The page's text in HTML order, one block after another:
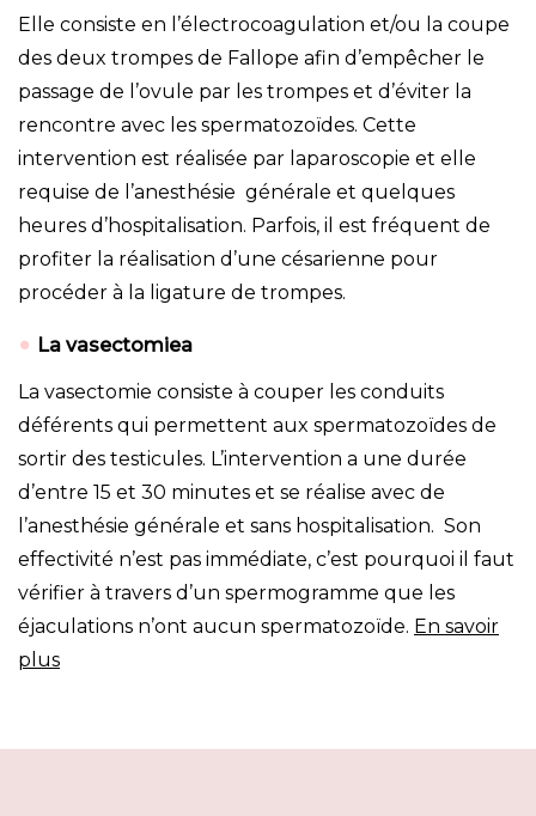
Elle consiste en l’électrocoagulation et/ou la coupe
des deux trompes de Fallope afin d’empêcher le
passage de l’ovule par les trompes et d’éviter la
rencontre avec les spermatozoïdes. Cette
intervention est réalisée par laparoscopie et elle
requise de l’anesthésie générale et quelques
heures d’hospitalisation. Parfois, il est fréquent de
profiter la réalisation d’une césarienne pour
procéder à la ligature de trompes.
La vasectomiea
La vasectomie consiste à couper les conduits
déférents qui permettent aux spermatozoïdes de
sortir des testicules. L’intervention a une durée
d’entre 15 et 30 minutes et se réalise avec de
l’anesthésie générale et sans hospitalisation. Son
effectivité n’est pas immédiate, c’est pourquoi il faut
vérifier à travers d’un spermogramme que les
éjaculations n’ont aucun spermatozoïde. En savoir
plus